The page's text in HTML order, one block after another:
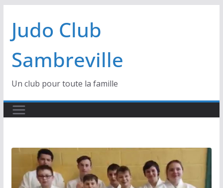
contenu
Judo Club
Sambreville
Un club pour toute la famille